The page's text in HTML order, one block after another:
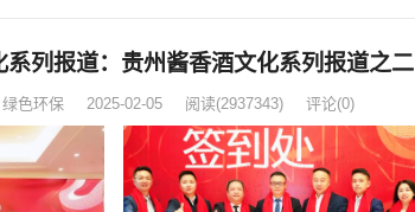
列报道：贵州酱香酒文化系列报道之二
绿色环保 2025-02-05 阅读(2937343) 评论(0)